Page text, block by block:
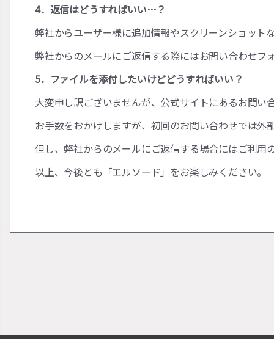
4．返信はどうすればいい…？
弊社からユーザー様に追加情報やスクリーンショット
弊社からのメールにご返信する際にはお問い合わせ
5．ファイルを添付したいけどどうすればいい？
大変申し訳ございませんが、公式サイトにあるお問
お手数をおかけしますが、初回のお問い合わせでは
但し、弊社からのメールにご返信する場合にはご利
以上、今後とも「エルソード」をお楽しみください。